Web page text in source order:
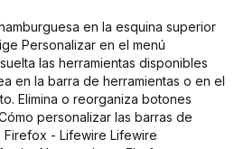
en la esquina superior
Personalizar en el menú
las herramientas disponibles
en la barra de herramientas o en el
Elimina o reorganiza botones
personalizar las barras de
Firefox - Lifewire Lifewire